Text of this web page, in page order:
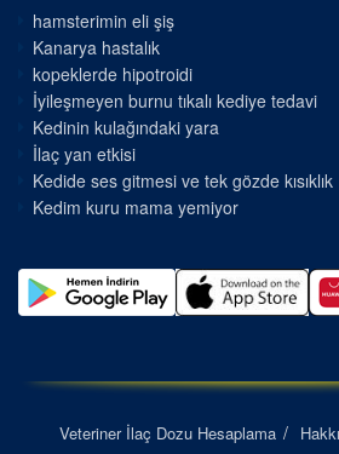
hamsterimin eli şiş
Kanarya hastalık
kopeklerde hipotroidi
İyileşmeyen burnu tıkalı kediye tedavi
Kedinin kulağındaki yara
İlaç yan etkisi
Kedide ses gitmesi ve tek gözde kısıklık
Kedim kuru mama yemiyor
Veteriner İlaç Dozu Hesaplama